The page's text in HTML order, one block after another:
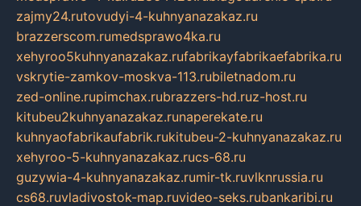
zajmy24.rutovudyi-4-kuhnyanazakaz.ru
brazzerscom.rumedsprawo4ka.ru
xehyroo5kuhnyanazakaz.rufabrikayfabrikaefabrika.ru
vskrytie-zamkov-moskva-113.rubiletnadom.ru
zed-online.rupimchax.rubrazzers-hd.ruz-host.ru
kitubeu2kuhnyanazakaz.runaperekate.ru
kuhnyaofabrikaufabrik.rukitubeu-2-kuhnyanazakaz.ru
xehyroo-5-kuhnyanazakaz.rucs-68.ru
guzywia-4-kuhnyanazakaz.rumir-tk.ruvlknrussia.ru
cs68.ruvladivostok-map.ruvideo-seks.rubankaribi.ru